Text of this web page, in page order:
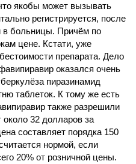
якобы может вызывать
регистрируется, после
в больницы. Причём по
цене. Кстати, уже
препарата. Дело
оказался очень
пиразинамид
таблеток. К тому же есть
также разрешили
около 32 долларов за
составляет порядка 150
нормой, если
20% от розничной цены.